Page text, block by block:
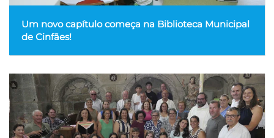
Um novo capítulo começa na Biblioteca Municipal
de Cinfães!